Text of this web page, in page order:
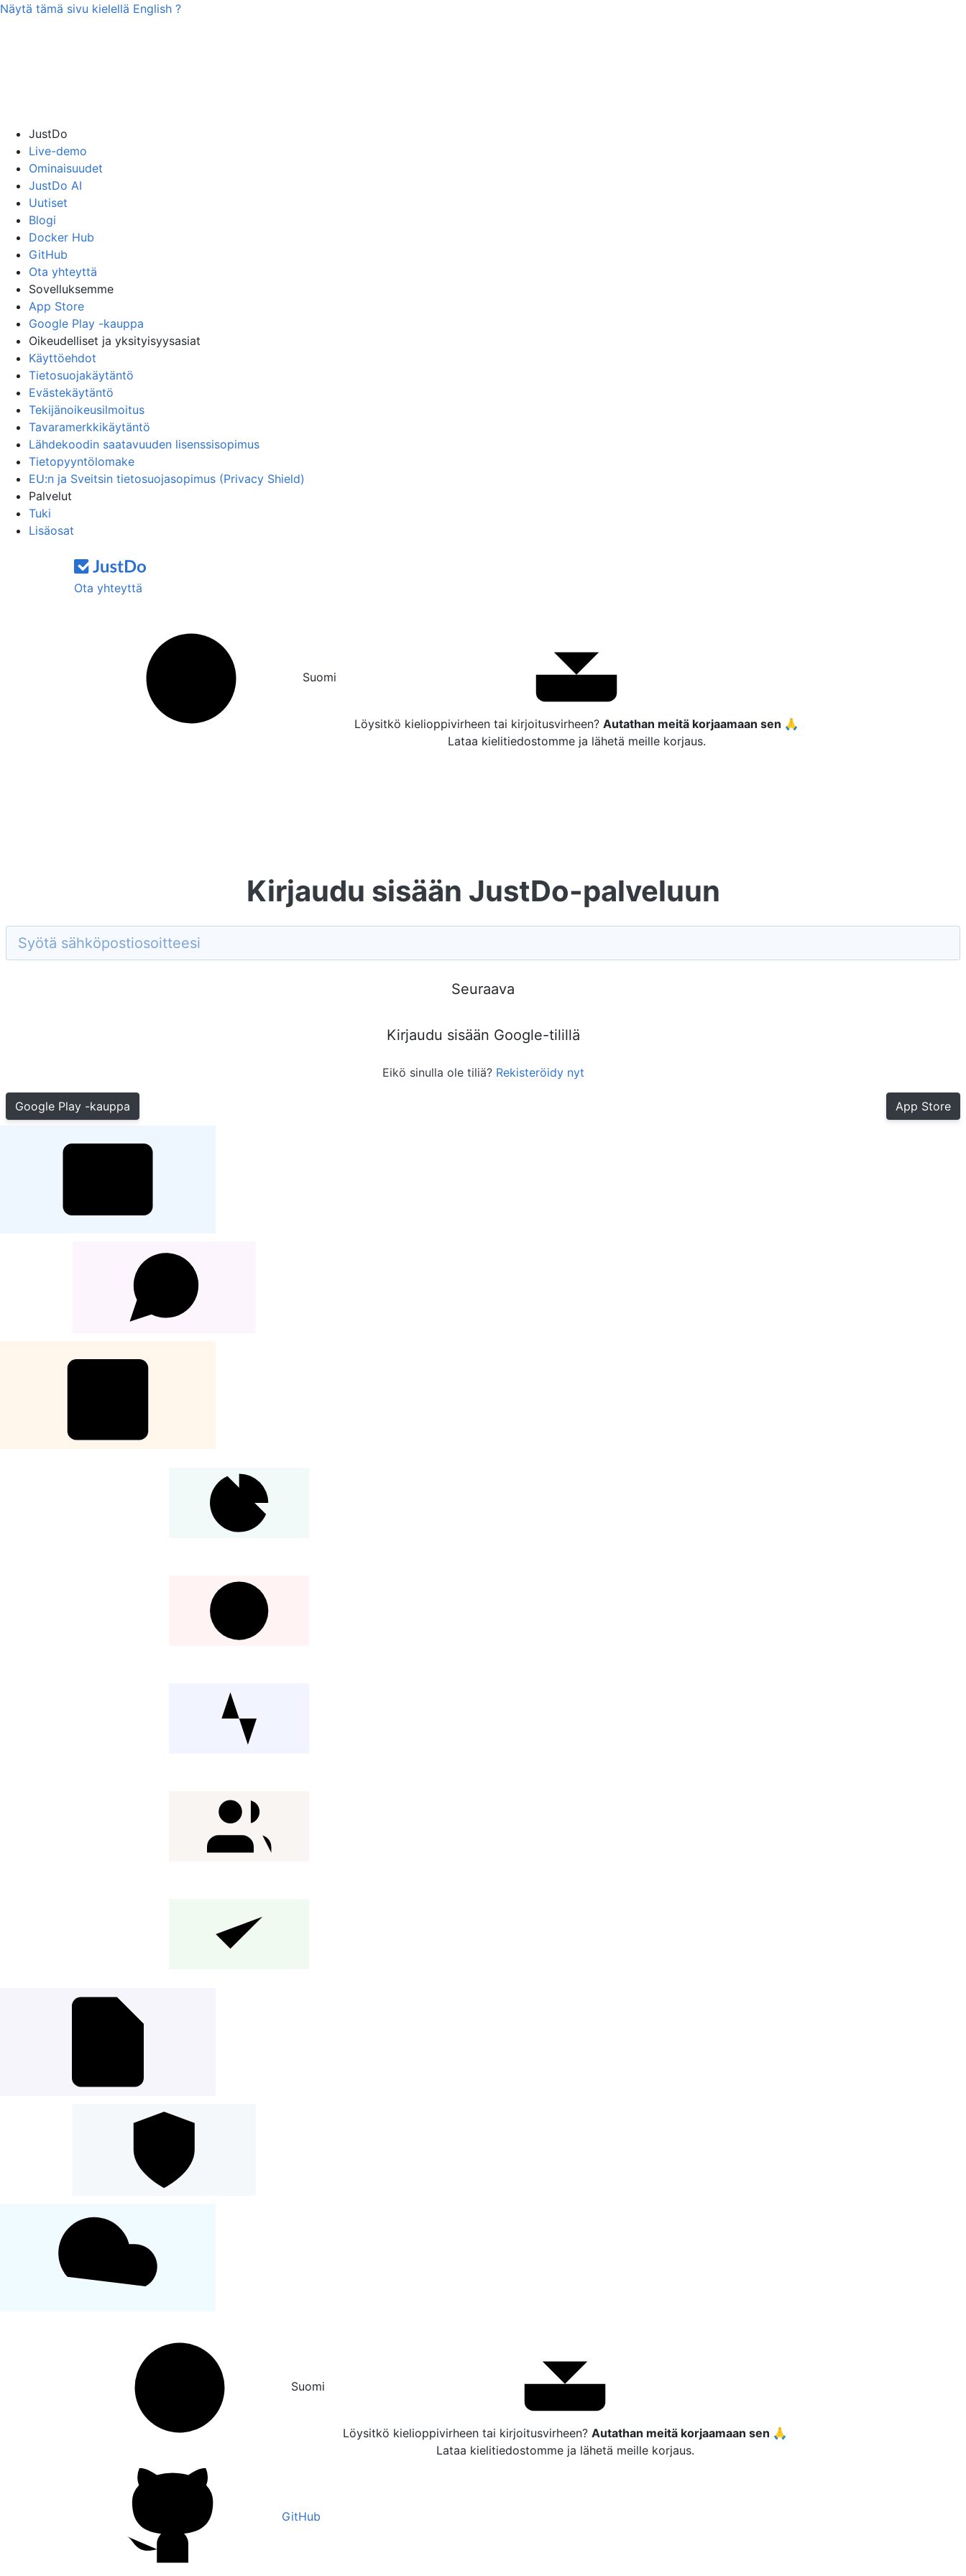
Näytä tämä sivu kielellä English ?
JustDo
Live-demo
Ominaisuudet
JustDo AI
Uutiset
Blogi
Docker Hub
GitHub
Ota yhteyttä
Sovelluksemme
App Store
Google Play -kauppa
Oikeudelliset ja yksityisyysasiat
Käyttöehdot
Tietosuojakäytäntö
Evästekäytäntö
Tekijänoikeusilmoitus
Tavaramerkkikäytäntö
Lähdekoodin saatavuuden lisenssisopimus
Tietopyyntölomake
EU:n ja Sveitsin tietosuojasopimus (Privacy Shield)
Palvelut
Tuki
Lisäosat
Ota yhteyttä
Suomi
Löysitkö kielioppivirheen tai kirjoitusvirheen? Autathan meitä korjaamaan sen 🙏
Lataa kielitiedostomme ja lähetä meille korjaus.
Kirjaudu sisään JustDo-palveluun
Seuraava
Kirjaudu sisään Google-tilillä
Eikö sinulla ole tiliä? Rekisteröidy nyt
Google Play -kauppa App Store
Suomi
Löysitkö kielioppivirheen tai kirjoitusvirheen? Autathan meitä korjaamaan sen 🙏
Lataa kielitiedostomme ja lähetä meille korjaus.
GitHub